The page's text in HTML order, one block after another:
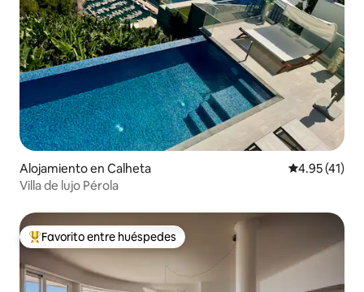
Alojamiento en Calheta Calificación
4.95 (41)
Villa de lujo Pérola
Favorito entre huéspedes preferido
Favorito entre huéspedes